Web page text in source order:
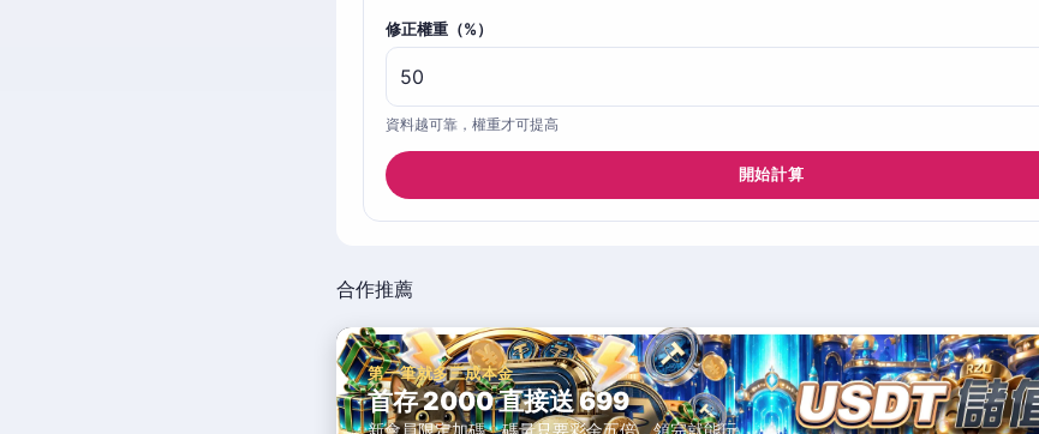
修正權重（%）
資料越可靠，權重才可提高
開始計算
合作推薦
第一筆就多三成本金
首存 2000 直接送 699
新會員限定加碼，碼量只要彩金五倍，領完就能玩。